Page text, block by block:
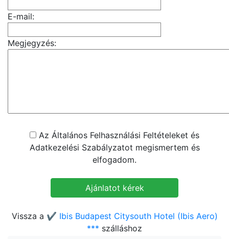
E-mail:
Megjegyzés:
Az Általános Felhasználási Feltételeket és
Adatkezelési Szabályzatot megismertem és
elfogadom.
Vissza a ✔️ Ibis Budapest Citysouth Hotel (Ibis Aero)
*** szálláshoz